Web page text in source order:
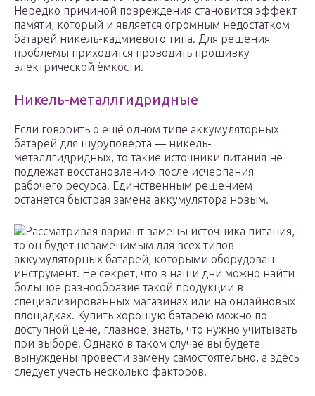
Нередко причиной повреждения становится эффект
памяти, который и является огромным недостатком
батарей никель-кадмиевого типа. Для решения
проблемы приходится проводить прошивку
электрической ёмкости.
Никель-металлгидридные
Если говорить о ещё одном типе аккумуляторных
батарей для шуруповерта — никель-
металлгидридных, то такие источники питания не
подлежат восстановлению после исчерпания
рабочего ресурса. Единственным решением
останется быстрая замена аккумулятора новым.
Рассматривая вариант замены источника питания,
то он будет незаменимым для всех типов
аккумуляторных батарей, которыми оборудован
инструмент. Не секрет, что в наши дни можно найти
большое разнообразие такой продукции в
специализированных магазинах или на онлайновых
площадках. Купить хорошую батарею можно по
доступной цене, главное, знать, что нужно учитывать
при выборе. Однако в таком случае вы будете
вынуждены провести замену самостоятельно, а здесь
следует учесть несколько факторов.